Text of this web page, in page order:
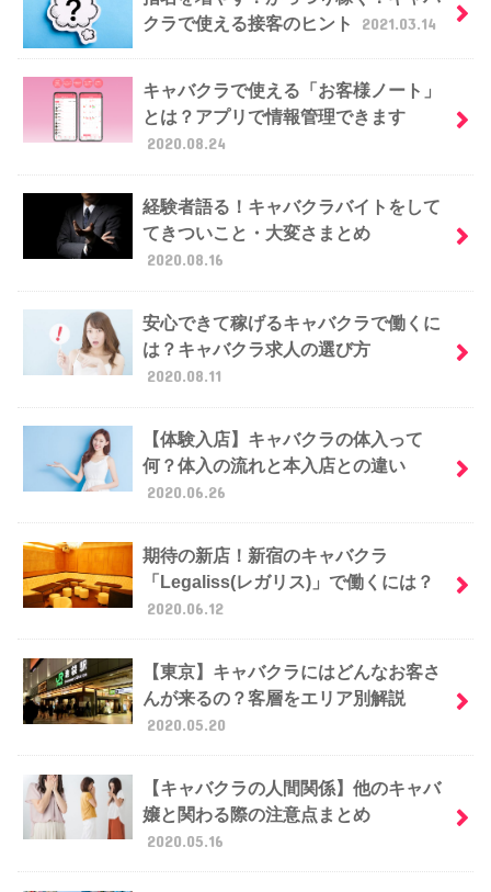
クラで使える接客のヒント
2021.03.14
キャバクラで使える「お客様ノート」
とは？アプリで情報管理できます
2020.08.24
経験者語る！キャバクラバイトをして
てきついこと・大変さまとめ
2020.08.16
安心できて稼げるキャバクラで働くに
は？キャバクラ求人の選び方
2020.08.11
【体験入店】キャバクラの体入って
何？体入の流れと本入店との違い
2020.06.26
期待の新店！新宿のキャバクラ
「Legaliss(レガリス)」で働くには？
2020.06.12
【東京】キャバクラにはどんなお客さ
んが来るの？客層をエリア別解説
2020.05.20
【キャバクラの人間関係】他のキャバ
嬢と関わる際の注意点まとめ
2020.05.16